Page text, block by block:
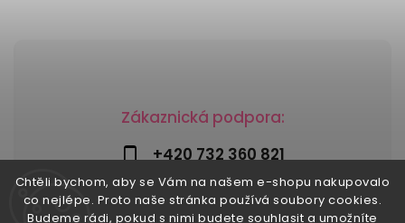
Chtěli bychom, aby se Vám na našem e-shopu nakupovalo
co nejlépe. Proto naše stránka používá soubory cookies.
Budeme rádi, pokud s nimi budete souhlasit a umožníte
Zákaznická podpora:
+420 732 360 821
info@risesnu.cz